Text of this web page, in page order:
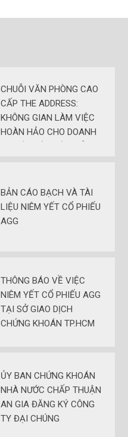
CHUỖI VĂN PHÒNG CAO
CẤP THE ADDRESS:
KHÔNG GIAN LÀM VIỆC
HOÀN HẢO CHO DOANH
BẢN CÁO BẠCH VÀ TÀI
LIỆU NIÊM YẾT CỔ PHIẾU
AGG
THÔNG BÁO VỀ VIỆC
NIÊM YẾT CỔ PHIẾU AGG
TẠI SỞ GIAO DỊCH
CHỨNG KHOÁN TP.HCM
ỦY BAN CHỨNG KHOÁN
NHÀ NƯỚC CHẤP THUẬN
AN GIA ĐĂNG KÝ CÔNG
TY ĐẠI CHÚNG